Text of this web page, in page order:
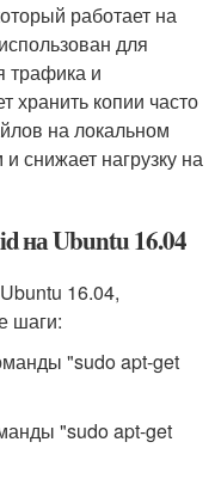
работает на
для
трафика и
хранить копии часто
на локальном
снижает нагрузку на
на Ubuntu 16.04
16.04,
шаги:
"sudo apt-get
"sudo apt-get